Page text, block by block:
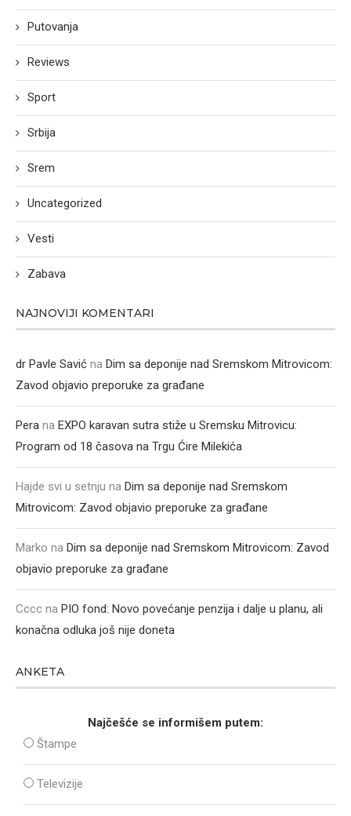
Putovanja
Reviews
Sport
Srbija
Srem
Uncategorized
Vesti
Zabava
NAJNOVIJI KOMENTARI
dr Pavle Savić na Dim sa deponije nad Sremskom Mitrovicom:
Zavod objavio preporuke za građane
Pera na EXPO karavan sutra stiže u Sremsku Mitrovicu:
Program od 18 časova na Trgu Ćire Milekića
Hajde svi u setnju na Dim sa deponije nad Sremskom
Mitrovicom: Zavod objavio preporuke za građane
Marko na Dim sa deponije nad Sremskom Mitrovicom: Zavod
objavio preporuke za građane
Cccc na PIO fond: Novo povećanje penzija i dalje u planu, ali
konačna odluka još nije doneta
ANKETA
Najčešće se informišem putem:
Štampe
Televizije